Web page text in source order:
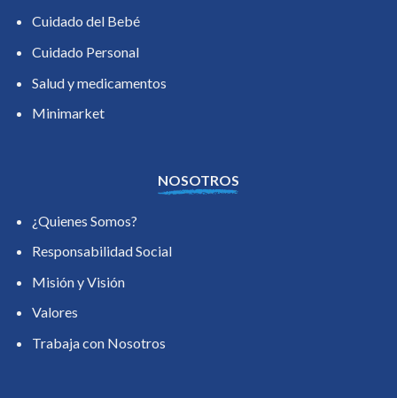
Cuidado del Bebé
Cuidado Personal
Salud y medicamentos
Minimarket
NOSOTROS
¿Quienes Somos?
Responsabilidad Social
Misión y Visión
Valores
Trabaja con Nosotros